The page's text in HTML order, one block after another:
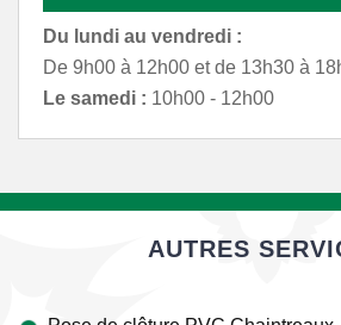
Du lundi au vendredi :
De 9h00 à 12h00 et de 13h30 à
Le samedi : 10h00 - 12h00
AUTRES